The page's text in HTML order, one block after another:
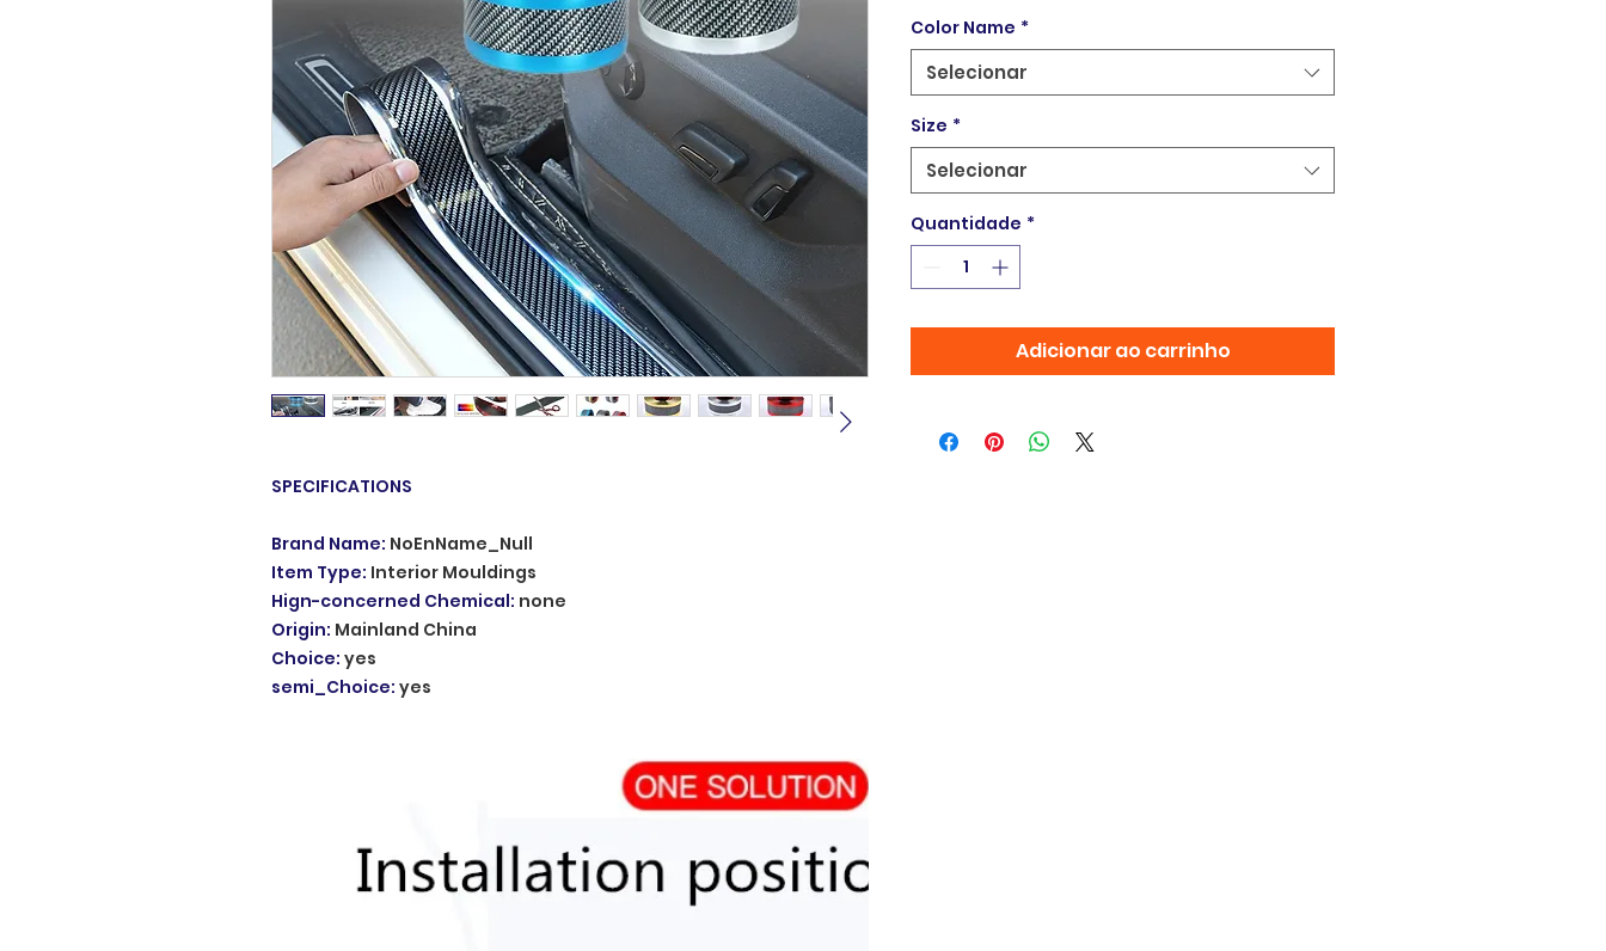
SPECIFICATIONS
Brand Name: NoEnName_Null
Item Type: Interior Mouldings
Hign-concerned Chemical: none
Origin: Mainland China
Choice: yes
semi_Choice: yes
Color Name *
Selecionar
Size *
Selecionar
Quantidade *
Adicionar ao carrinho